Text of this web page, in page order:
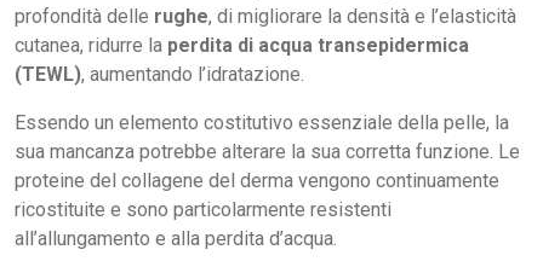
profondità delle rughe, di migliorare la densità e l’elasticità
cutanea, ridurre la perdita di acqua transepidermica
(TEWL), aumentando l’idratazione.
Essendo un elemento costitutivo essenziale della pelle, la
sua mancanza potrebbe alterare la sua corretta funzione. Le
proteine del collagene del derma vengono continuamente
ricostituite e sono particolarmente resistenti
all’allungamento e alla perdita d’acqua.